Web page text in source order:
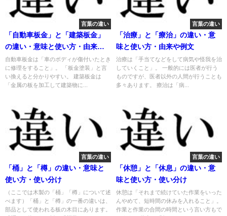
言葉の違い
「自動車板金」と「建築板金」
の違い・意味と使い方・由来や
例文
自動車板金は「車のボディが傷付いたとき
に修理をすること」。 「板金塗装」と言
い換えると分かりやすい。 建築板金は
「金属の板を加工して建築物に...
言葉の違い
「治療」と「療治」の違い・意
味と使い方・由来や例文
治療は「手当てなどをして病気や怪我を治
していくこと」。 一般的には医者が行う
ものですが、医者以外の人間が行うことも
多々あります。 療治は「病...
言葉の違い
「桶」と「樽」の違い・意味と
使い方・使い分け
（ここでは木製の「桶」「樽」について述
べます）「桶」と「樽」の一番の違いは、
部品として使われる板の木目にあります。
言葉の違い
「休憩」と「休息」の違い・意
味と使い方・使い分け
休憩は「それまで続けていた作業をいった
んやめて、短時間の休みを入れること」。
作業と作業の合間の時間という言い方もで